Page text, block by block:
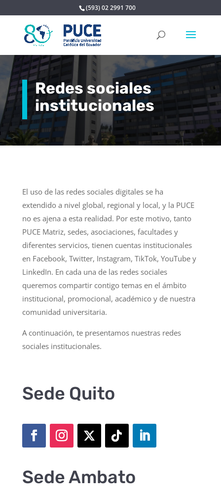
(593) 02 2991 700
Redes sociales
institucionales
El uso de las redes sociales digitales se ha
extendido a nivel global, regional y local, y la PUCE
no es ajena a esta realidad. Por este motivo, tanto
PUCE Matriz, sedes, asociaciones, facultades y
diferentes servicios, tienen cuentas institucionales
en Facebook, Twitter, Instagram, TikTok, YouTube y
LinkedIn. En cada una de las redes sociales
queremos compartir contigo temas en el ámbito
institucional, promocional, académico y de nuestra
comunidad universitaria.
A continuación, te presentamos nuestras redes
sociales institucionales.
Sede Quito
Sede Ambato